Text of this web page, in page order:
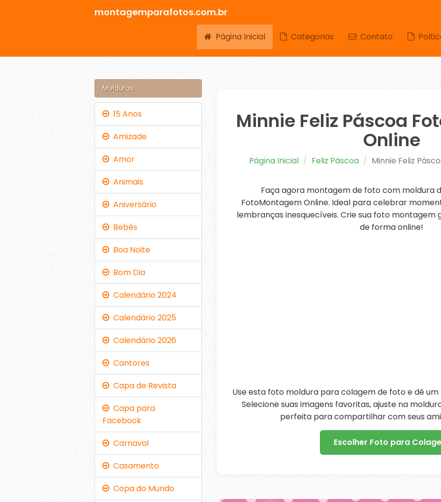
montagemparafotos.com.br
Página Inicial Categorias Contato
Minnie Feliz Páscoa
Online
Página Inicial Feliz Páscoa Minnie Feliz
Faça agora montagem de foto com moldura
FotoMontagem Online. Ideal para celebrar
lembranças inesquecíveis. Crie sua foto montagem
de forma online!
Use esta foto moldura para colagem de foto e dê um
Selecione suas imagens favoritas, ajuste na
perfeita para compartilhar com seus
Escolher Foto para
Molduras
15 Anos
Amizade
Amor
Animais
Aniversário
Bebês
Boa Noite
Bom Dia
Calendário 2024
Calendário 2025
Calendário 2026
Cantores
Capa de Revista
Capa para
Facebook
Carnaval
Casamento
Copa do Mundo